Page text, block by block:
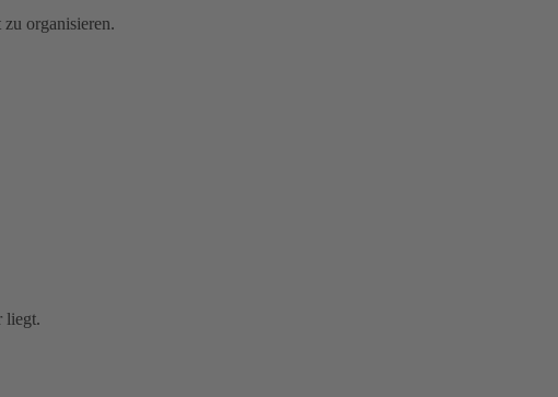
organisieren.
liegt.